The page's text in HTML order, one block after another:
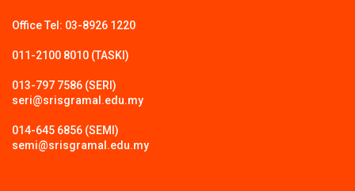
Office Tel: 03-8926 1220
011-2100 8010 (TASKI)
013-797 7586 (SERI)
seri@srisgramal.edu.my
014-645 6856 (SEMI)
semi@srisgramal.edu.my